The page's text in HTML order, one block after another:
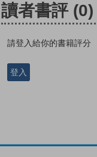
讀者書評 (0)
請登入給你的書籍評分
登入